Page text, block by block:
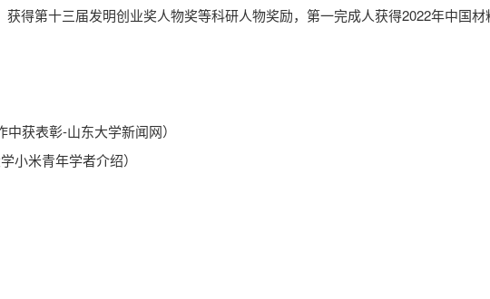
得第十三届发明创业奖人物奖等科研人物奖励，第一完成人获得2022年中国
中获表彰-山东大学新闻网）
小米青年学者介绍）